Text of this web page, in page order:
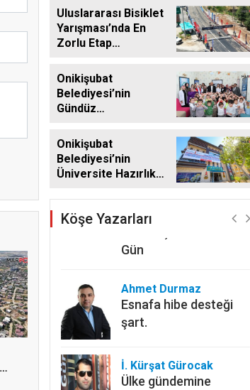
Aileleriyle Bir Araya
Geldi
Uluslararası Bisiklet
Yarışması’nda En
Zorlu Etap
Onikişubat
Belediyesi’nin
Gündüz
dönemin ön kayıtları
başladı
Onikişubat
Belediyesi’nin
Üniversite Hazırlık
son gün 7 Ağustos
Köşe Yazarları
Zekeriya Okutucu
Kahramanmaraş’ın Yol
Arkadaşı: Zuhal
Gün
Ahmet Durmaz
Esnafa hibe desteği
şart.
İ. Kürşat Gürocak
Ülke gündemine